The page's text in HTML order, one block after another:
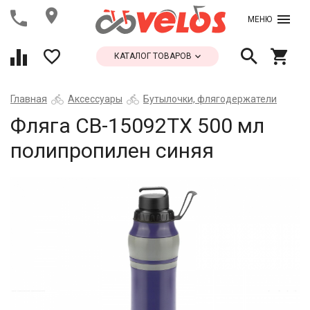
МЕНЮ
КАТАЛОГ ТОВАРОВ
Главная Аксессуары Бутылочки, флягодержатели
Фляга СВ-15092ТХ 500 мл
полипропилен синяя